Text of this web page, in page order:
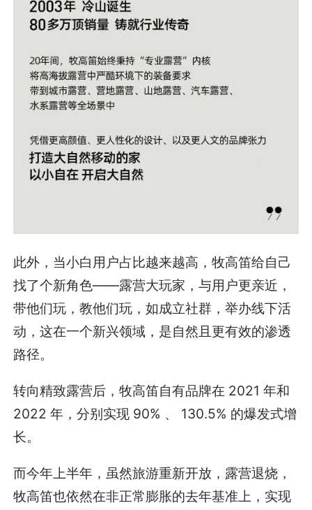
此外，当小白用户占比越来越高，牧高笛给自己
找了个新角色——露营大玩家，与用户更亲近，
带他们玩，教他们玩，如成立社群，举办线下活
动，这在一个新兴领域，是自然且更有效的渗透
路径。
转向精致露营后，牧高笛自有品牌在 2021 年和
2022 年，分别实现 90% 、 130.5% 的爆发式增
长。
而今年上半年，虽然旅游重新开放，露营退烧，
牧高笛也依然在非正常膨胀的去年基准上，实现